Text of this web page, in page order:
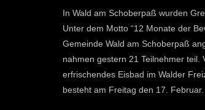
In Wald am Schoberpaß wurden
Unter dem Motto “12 Monate der
Gemeinde Wald am Schoberpaß
nahmen gestern 21 Teilnehmer
erfrischendes Eisbad im Walder
besteht am Freitag den 17. Februar.